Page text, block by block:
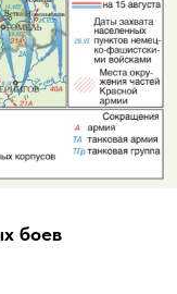
боев